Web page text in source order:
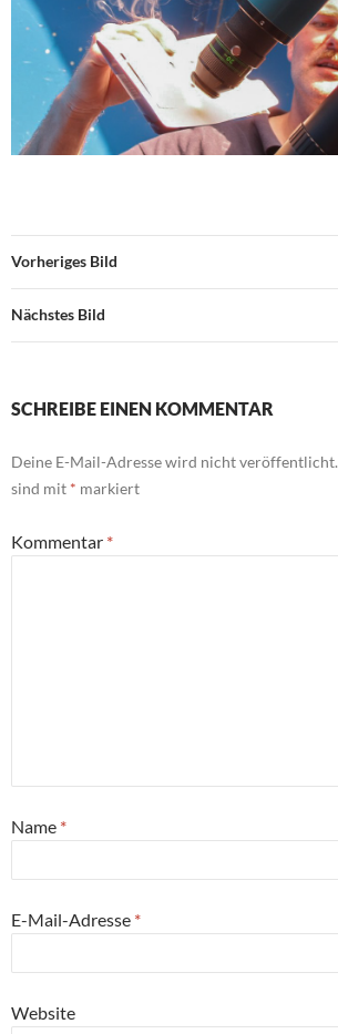
Vorheriges Bild
Nächstes Bild
SCHREIBE EINEN KOMMENTAR
Deine E-Mail-Adresse wird nicht veröffentlicht.
sind mit * markiert
Kommentar *
Name *
E-Mail-Adresse *
Website